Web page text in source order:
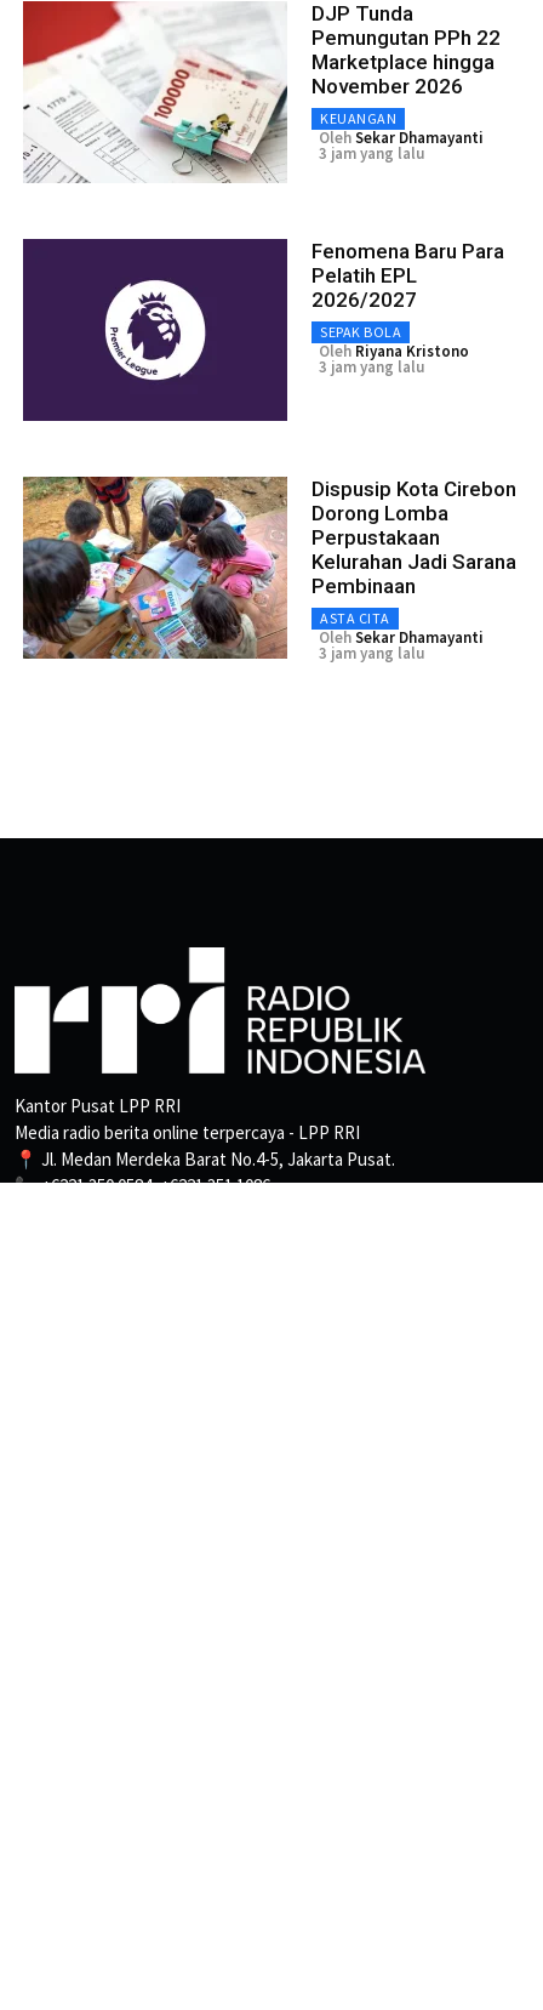
DJP Tunda
Pemungutan PPh 22
Marketplace hingga
November 2026
KEUANGAN
OlehSekar Dhamayanti
3 jam yang lalu
Fenomena Baru Para
Pelatih EPL
2026/2027
SEPAK BOLA
Oleh Riyana Kristono
3 jam yang lalu
Dispusip Kota Cirebon
Dorong Lomba
Perpustakaan
Kelurahan Jadi Sarana
Pembinaan
ASTA CITA
OlehSekar Dhamayanti
3 jam yang lalu
Kantor Pusat LPP RRI
Media radio berita online terpercaya - LPP RRI
📍 Jl. Medan Merdeka Barat No.4-5, Jakarta Pusat.
📞 +6221 350 0584, +6221 351 1086